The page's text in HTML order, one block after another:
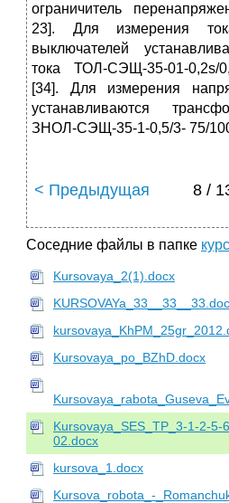
ограничитель
23]. Для измерения
выключателей
тока ТОЛ-СЭЩ-35-01-0,2s/
[34]. Для измерения
устанавливаются
ЗНОЛ-СЭЩ-35-1-0,5/3- 75/
< Предыдущая 8 /
Соседние файлы в папке
Kursovaya_2(1).docx
Kursovaya_po_BZhD.docx
Kursovaya_SES_TP_3-1-2-5-
02.docx
kursova_1.docx
Kursova_robota_-